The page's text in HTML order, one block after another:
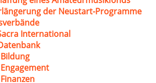
der Neustart-Programme
International